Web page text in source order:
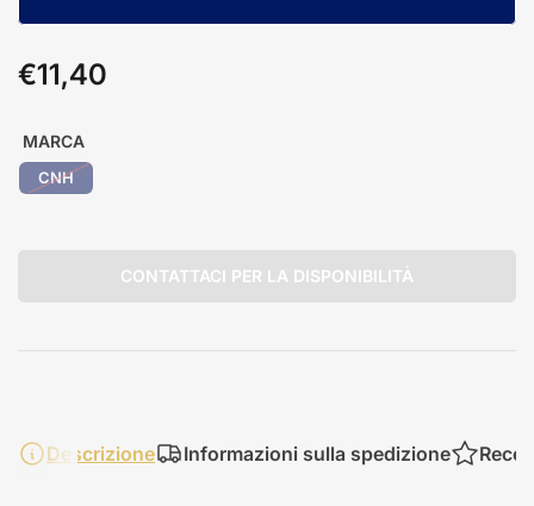
Prezzo
standard
€11,40
MARCA
CNH
CONTATTACI PER LA DISPONIBILITÀ
Descrizione Informazioni sulla spedizione